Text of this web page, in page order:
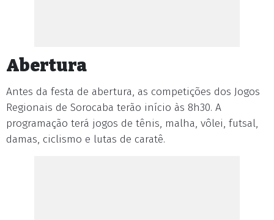
Abertura
Antes da festa de abertura, as competições dos Jogos
Regionais de Sorocaba terão início às 8h30. A
programação terá jogos de tênis, malha, vôlei, futsal,
damas, ciclismo e lutas de caratê.